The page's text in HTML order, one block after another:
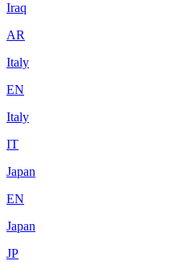
Iraq
AR
Italy
EN
Italy
IT
Japan
EN
Japan
JP